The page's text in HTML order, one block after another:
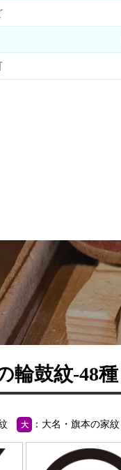
輪鼓紋-48種
大 ：大名・旗本の家紋